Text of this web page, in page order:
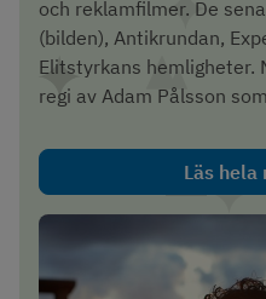
och reklamfilmer. De
(bilden), Antikrundan,
Elitstyrkans hemligheter.
regi av Adam Pålsson
Läs